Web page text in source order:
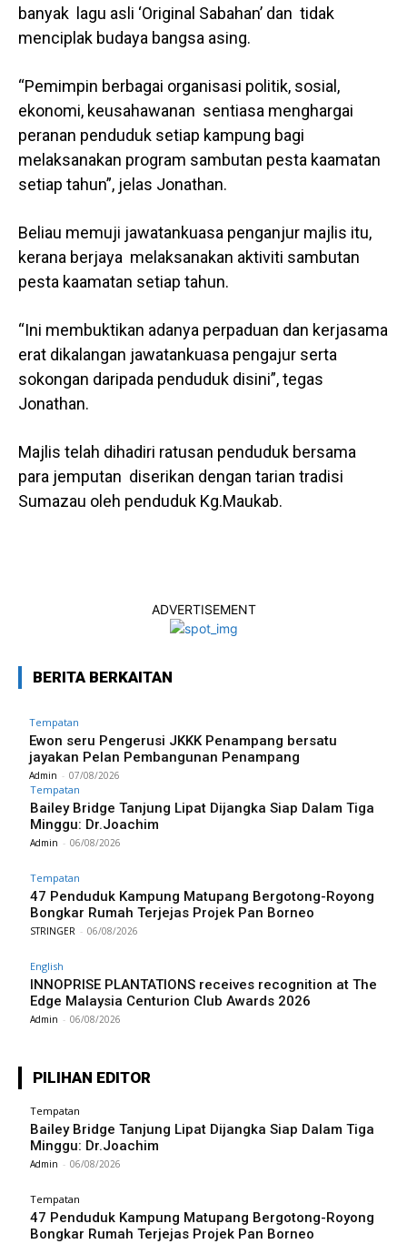
banyak lagu asli ‘Original Sabahan’ dan tidak
menciplak budaya bangsa asing.
“Pemimpin berbagai organisasi politik, sosial,
ekonomi, keusahawanan sentiasa menghargai
peranan penduduk setiap kampung bagi
melaksanakan program sambutan pesta kaamatan
setiap tahun”, jelas Jonathan.
Beliau memuji jawatankuasa penganjur majlis itu,
kerana berjaya melaksanakan aktiviti sambutan
pesta kaamatan setiap tahun.
“Ini membuktikan adanya perpaduan dan kerjasama
erat dikalangan jawatankuasa pengajur serta
sokongan daripada penduduk disini”, tegas
Jonathan.
Majlis telah dihadiri ratusan penduduk bersama
para jemputan diserikan dengan tarian tradisi
Sumazau oleh penduduk Kg.Maukab.
ADVERTISEMENT
BERITA BERKAITAN
Tempatan
Ewon seru Pengerusi JKKK Penampang bersatu
jayakan Pelan Pembangunan Penampang
Admin - 07/08/2026
Tempatan
Bailey Bridge Tanjung Lipat Dijangka Siap Dalam Tiga
Minggu: Dr.Joachim
Admin - 06/08/2026
Tempatan
47 Penduduk Kampung Matupang Bergotong-Royong
Bongkar Rumah Terjejas Projek Pan Borneo
STRINGER - 06/08/2026
English
INNOPRISE PLANTATIONS receives recognition at The
Edge Malaysia Centurion Club Awards 2026
Admin - 06/08/2026
PILIHAN EDITOR
Tempatan
Bailey Bridge Tanjung Lipat Dijangka Siap Dalam Tiga
Minggu: Dr.Joachim
Admin - 06/08/2026
Tempatan
47 Penduduk Kampung Matupang Bergotong-Royong
Bongkar Rumah Terjejas Projek Pan Borneo